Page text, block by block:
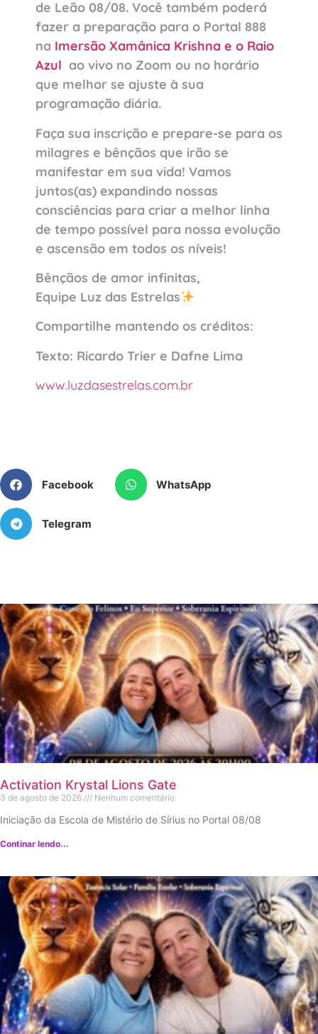
de Leão 08/08. Você também poderá
fazer a preparação para o Portal 888
na Imersão Xamânica Krishna e o Raio
Azul ao vivo no Zoom ou no horário
que melhor se ajuste à sua
programação diária.
Faça sua inscrição e prepare-se para os
milagres e bênçãos que irão se
manifestar em sua vida! Vamos
juntos(as) expandindo nossas
consciências para criar a melhor linha
de tempo possível para nossa evolução
e ascensão em todos os níveis!
Bênçãos de amor infinitas,
Equipe Luz das Estrelas
Compartilhe mantendo os créditos:
Texto: Ricardo Trier e Dafne Lima
www.luzdasestrelas.com.br
Facebook WhatsApp
Telegram
Activation Krystal Lions Gate
3 de agosto de 2026 Nenhum comentário
Iniciação da Escola de Mistério de Sírius no Portal 08/08
Continar lendo...